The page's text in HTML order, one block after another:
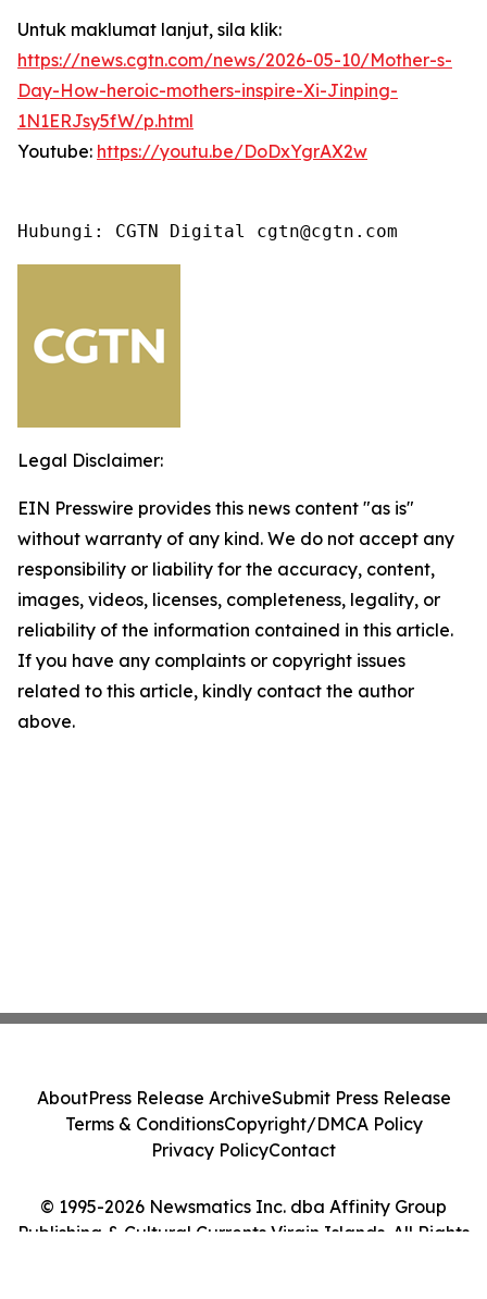
Untuk maklumat lanjut, sila klik:
https://news.cgtn.com/news/2026-05-10/Mother-s-
Day-How-heroic-mothers-inspire-Xi-Jinping-
1N1ERJsy5fW/p.html
Youtube: https://youtu.be/DoDxYgrAX2w
Hubungi: CGTN Digital cgtn@cgtn.com
Legal Disclaimer:
EIN Presswire provides this news content "as is"
without warranty of any kind. We do not accept any
responsibility or liability for the accuracy, content,
images, videos, licenses, completeness, legality, or
reliability of the information contained in this article.
If you have any complaints or copyright issues
related to this article, kindly contact the author
above.
© 1995-2026 Newsmatics Inc. dba Affinity Group
Publishing & Cultural Currents Virgin Islands. All Rights
AboutPress Release ArchiveSubmit Press Release
Terms & ConditionsCopyright/DMCA Policy
Privacy PolicyContact